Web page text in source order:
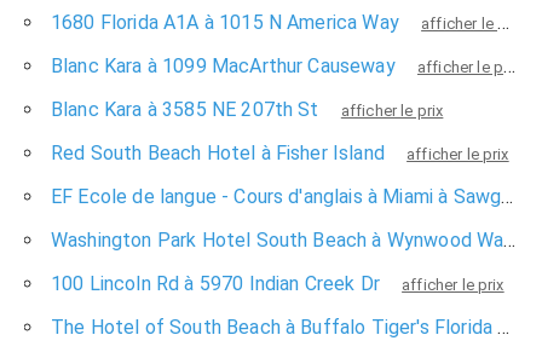
1680 Florida A1A à 1015 N America Way afficher le prix
Blanc Kara à 1099 MacArthur Causeway afficher le prix
Blanc Kara à 3585 NE 207th St afficher le prix
Red South Beach Hotel à Fisher Island afficher le prix
EF Ecole de langue - Cours d'anglais à Miami à Sawgrass Mills Mall
Washington Park Hotel South Beach à Wynwood Walls
100 Lincoln Rd à 5970 Indian Creek Dr
afficher le prix
The Hotel of South Beach à Buffalo Tiger's Florida